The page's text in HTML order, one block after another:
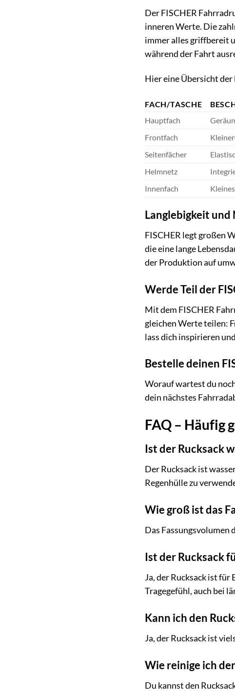
Der FISCHER
inneren Werte. Die
immer alles griffbereit
während der Fahrt
Hier eine Übersicht der
FACH/TASCHE
Hauptfach
Frontfach
Seitenfächer
Helmnetz
Innenfach
Langlebigkeit
FISCHER legt großen
die eine lange
der Produktion auf
Werde Teil der
Mit dem FISCHER
gleichen Werte teilen:
lass dich inspirieren
Bestelle deinen
Worauf wartest du
dein nächstes
FAQ – Häufig
Ist der Rucksack
Der Rucksack ist
Regenhülle zu
Wie groß ist das
Das Fassungsvolumen
Ist der Rucksack
Ja, der Rucksack ist
Tragegefühl, auch bei
Kann ich den
Ja, der Rucksack ist
Wie reinige ich
Du kannst den